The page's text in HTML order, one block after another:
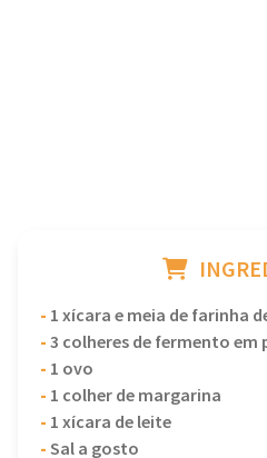
- 1 xícara e meia de farinha
-3 colheres de fermento em
- 1 ovo
- 1 colher de margarina
- 1 xícara de leite
-Sal a gosto